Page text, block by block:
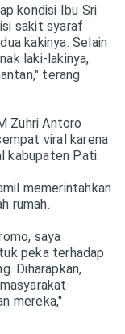
kondisi Ibu Sri
sakit syaraf
kakinya. Selain
laki-lakinya,
terang
Zuhri Antoro
viral karena
kabupaten Pati.
memerintahkan
rumah.
saya
peka terhadap
Diharapkan,
mereka,"